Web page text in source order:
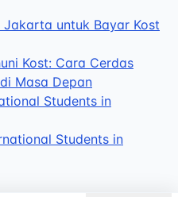
Jakarta untuk Bayar Kost
Kost: Cara Cerdas
Masa Depan
Students in
Students in